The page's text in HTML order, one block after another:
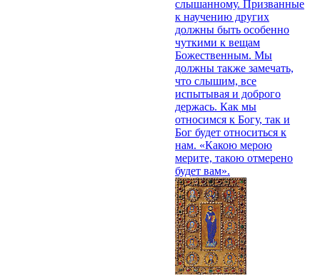
слышанному. Призванные
к научению других
должны быть особенно
чуткими к вещам
Божественным. Мы
должны также замечать,
что слышим, все
испытывая и доброго
держась. Как мы
относимся к Богу, так и
Бог будет относиться к
нам. «Какою мерою
мерите, такою отмерено
будет вам».